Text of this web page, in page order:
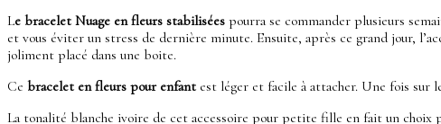
Le bracelet Nuage en fleurs stabilisées pourra se commander plusieurs
et vous éviter un stress de dernière minute. Ensuite, après ce grand jour,
joliment placé dans une boite.
Ce bracelet en fleurs pour enfant est léger et facile à attacher. Une fois sur
La tonalité blanche ivoire de cet accessoire pour petite fille en fait un choix